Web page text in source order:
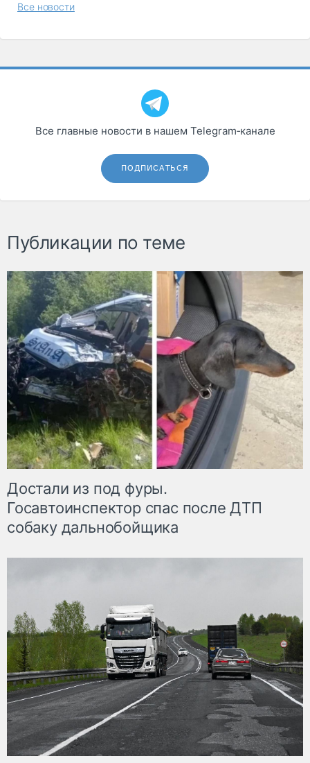
Все новости
Все главные новости в нашем Telegram‑канале
ПОДПИСАТЬСЯ
Публикации по теме
Достали из под фуры.
Госавтоинспектор спас после ДТП
собаку дальнобойщика